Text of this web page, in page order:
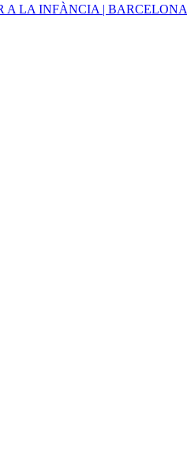
A LA INFÀNCIA | BARCELONA